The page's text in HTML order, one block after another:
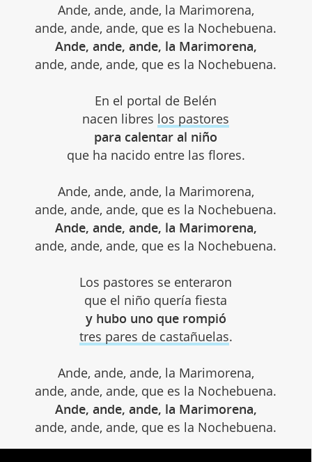
Ande, ande, ande, la Marimorena,
ande, ande, ande, que es la Nochebuena.
Ande, ande, ande, la Marimorena,
ande, ande, ande, que es la Nochebuena.
En el portal de Belén
nacen libres los pastores
para calentar al niño
que ha nacido entre las flores.
Ande, ande, ande, la Marimorena,
ande, ande, ande, que es la Nochebuena.
Ande, ande, ande, la Marimorena,
ande, ande, ande, que es la Nochebuena.
Los pastores se enteraron
que el niño quería fiesta
y hubo uno que rompió
tres pares de castañuelas.
Ande, ande, ande, la Marimorena,
ande, ande, ande, que es la Nochebuena.
Ande, ande, ande, la Marimorena,
ande, ande, ande, que es la Nochebuena.